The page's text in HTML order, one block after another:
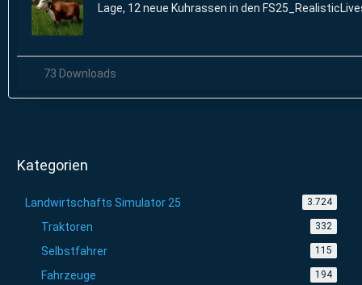
Lage, 12 neue Kuhrassen in den
73 Downloads
Kategorien
Landwirtschafts Simulator 25 3.724
Traktoren 332
Selbstfahrer 115
Fahrzeuge 194